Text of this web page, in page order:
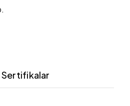
Sertifikalar